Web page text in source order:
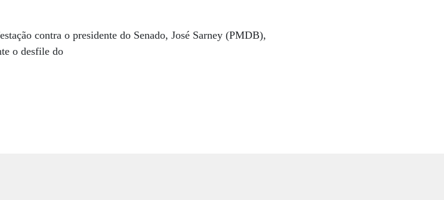
contra o presidente do Senado, José Sarney (PMDB),
o desfile do